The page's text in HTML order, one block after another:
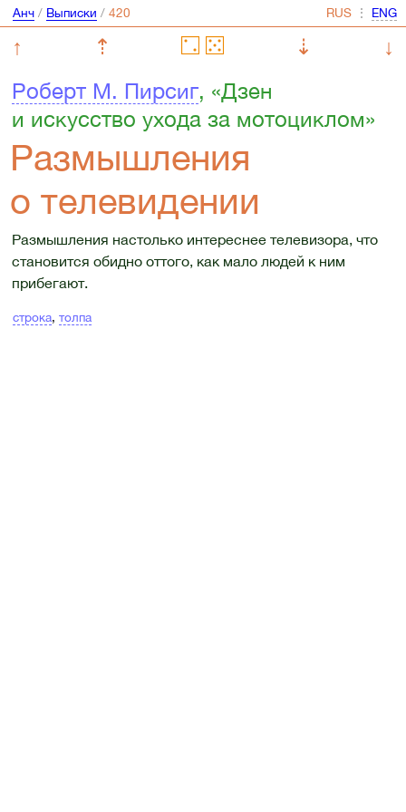
Анч/ Выписки / ⋮
↑ ⇡ ⇣
↓
Роберт М. Пирсиг, «Дзен
и искусство ухода за мотоциклом»
Размышления
о телевидении
Размышления настолько интереснее телевизора, что
становится обидно оттого, как мало людей к ним
прибегают.
строка, толпа